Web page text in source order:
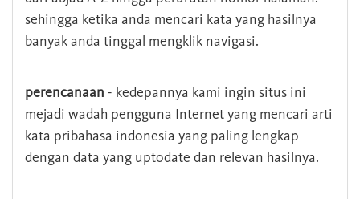
sehingga ketika anda mencari kata yang hasilnya
banyak anda tinggal mengklik navigasi.
perencanaan - kedepannya kami ingin situs ini
mejadi wadah pengguna Internet yang mencari arti
kata pribahasa indonesia yang paling lengkap
dengan data yang uptodate dan relevan hasilnya.